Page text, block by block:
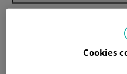
Cookies